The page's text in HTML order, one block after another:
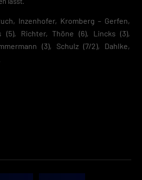
Inzenhofer, Kromberg – Gerfen,
(5), Richter, Thöne (6), Lincks (3),
(3), Schulz (7/2), Dahlke,